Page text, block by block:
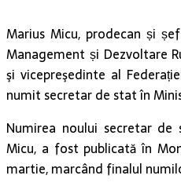
Marius Micu, prodecan și
Management și Dezvoltare
şi vicepreşedinte al
numit secretar de stat în
Numirea noului secretar
Micu, a fost publicată în
martie, marcând finalul